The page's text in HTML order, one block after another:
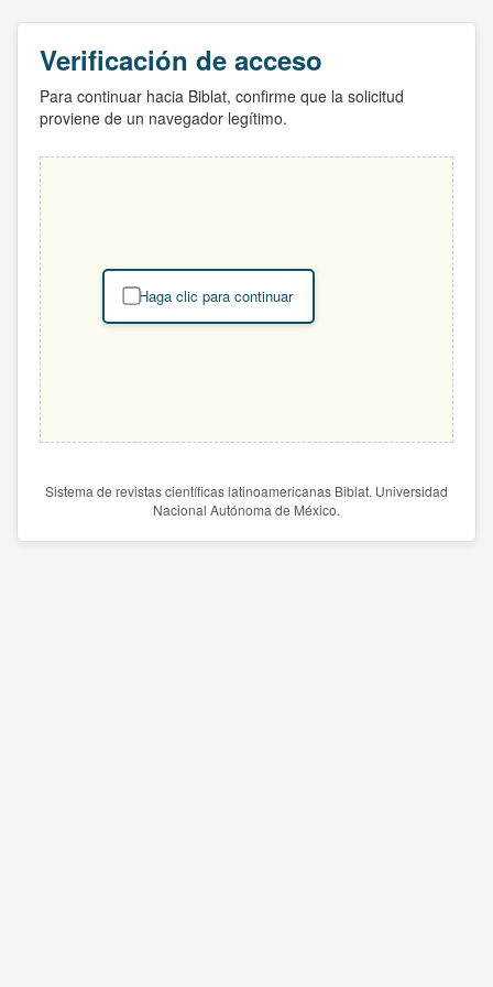
Verificación de acceso
Para continuar hacia Biblat, confirme que la solicitud
proviene de un navegador legítimo.
Haga clic para continuar
Sistema de revistas científicas latinoamericanas Biblat. Universidad
Nacional Autónoma de México.